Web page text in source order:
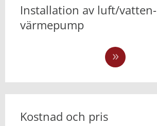
Installation av luft/vatten-
värmepump
Kostnad och pris